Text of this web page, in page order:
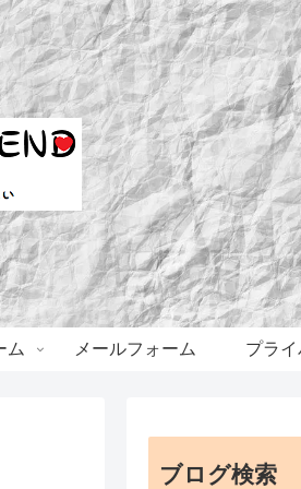
ム メールフォーム プラ
ブログ検索